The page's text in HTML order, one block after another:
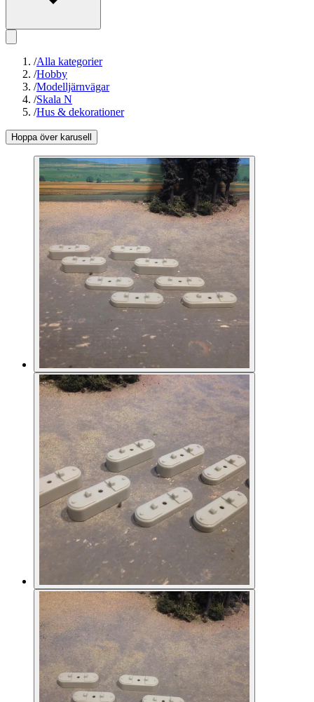
/Alla kategorier
/Hobby
/Modelljärnvägar
/Skala N
/Hus & dekorationer
Hoppa över karusell